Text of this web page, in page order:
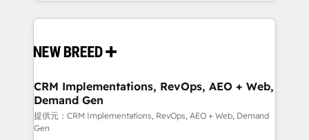
革を、構想から実装・定着までPMOとして主導。「設
の統合・浸透・変革管理を実行します。 ▸ CMS戦略設
計・構築：リード獲得・CVR・SEOを前提にした情報設
計・導線設計・テンプレート設計をContent Hubで一体
提供。 ▸ 既存CRM・MAからの移行支援：Salesforce・
making this the official home for all three brands. 🔄
and system integrations powered by Globalia’s
trainers to drive platform adoption. 📈 Revenue
Generation - Full-funnel marketing and high-
performance advertising via Point Success Media. -
Expert deployment of Breeze AI and custom agents
CRM Implementations, RevOps, AEO + Web,
Demand Gen
提供元：CRM Implementations, RevOps, AEO + Web, Demand
Gen